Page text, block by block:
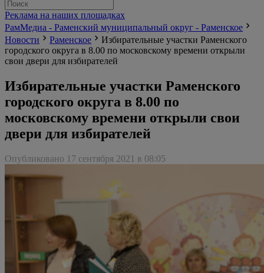
Реклама на наших площадках
РамМедиа - Раменский муниципальный округ - Раменское
Новости
Раменское
Избирательные участки Раменского
городского округа в 8.00 по московскому времени открыли
свои двери для избирателей
Избирательные участки Раменского
городского округа в 8.00 по
московскому времени открыли свои
двери для избирателей
Опубликовано 17 сентября 2021 в 08:05